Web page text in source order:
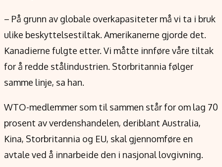
– På grunn av globale overkapasiteter må vi ta i bruk
ulike beskyttelsestiltak. Amerikanerne gjorde det.
Kanadierne fulgte etter. Vi måtte innføre våre tiltak
for å redde stålindustrien. Storbritannia følger
samme linje, sa han.
WTO-medlemmer som til sammen står for om lag 70
prosent av verdenshandelen, deriblant Australia,
Kina, Storbritannia og EU, skal gjennomføre en
avtale ved å innarbeide den i nasjonal lovgivning.